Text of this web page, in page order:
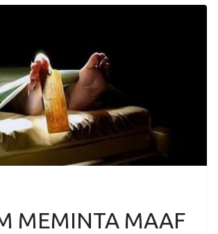
MEMINTA MAAF